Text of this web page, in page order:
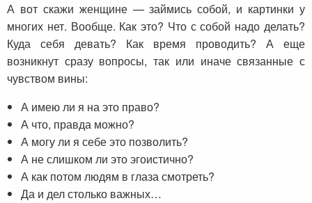
А вот скажи женщине — займись собой, и картинки у
многих нет. Вообще. Как это? Что с собой надо делать?
Куда себя девать? Как время проводить? А еще
возникнут сразу вопросы, так или иначе связанные с
чувством вины:
А имею ли я на это право?
А что, правда можно?
А могу ли я себе это позволить?
А не слишком ли это эгоистично?
А как потом людям в глаза смотреть?
Да и дел столько важных…